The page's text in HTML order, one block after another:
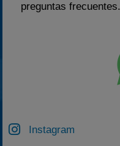
preguntas frecuentes.
Instagram